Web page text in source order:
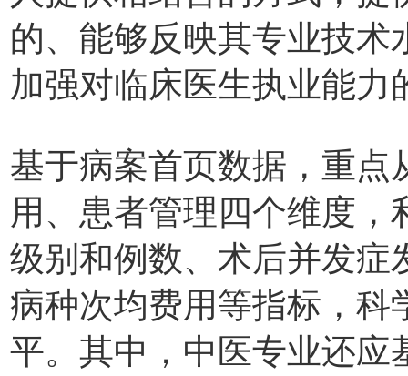
的、能够反映其专业技
加强对临床医生执业能力
基于病案首页数据，重点
用、患者管理四个维度
级别和例数、术后并发症
病种次均费用等指标，科
平。其中，中医专业还应